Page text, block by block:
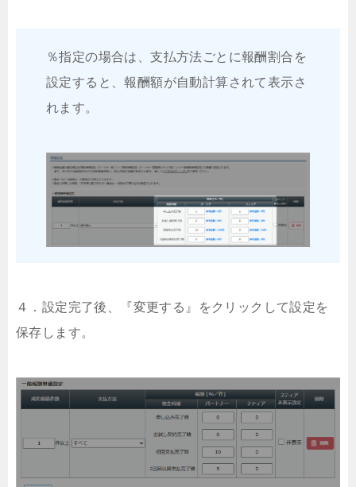
％指定の場合は、支払方法ごとに報酬割合を
設定すると、報酬額が自動計算されて表示さ
れます。
４．設定完了後、『変更する』をクリックして設定を
保存します。